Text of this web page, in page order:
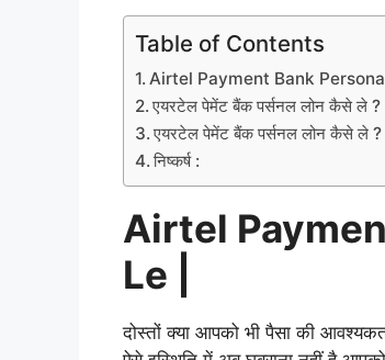
Table of Contents
Airtel Payment Bank
एयरटेल पेमेंट बैंक पर्सनल लोन कैसे ले ?
एयरटेल पेमेंट बैंक पर्सनल लोन कैसे ले ?
निष्कर्ष :
Airtel
Le |
दोस्तों क्या आपको भी पैसा की